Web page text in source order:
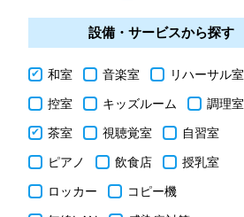
設備・サービスから探す
和室 音楽室
リハーサル室
控室
キッズルーム
調理室
茶室
視聴覚室
自習室
ピアノ
飲食店
授乳室
ロッカー
コピー機